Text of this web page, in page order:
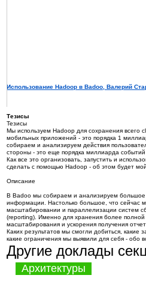
Использование Hadoop в Badoo, Валерий
Тезисы
Тезисы
Мы используем Hadoop для сохранения всего
мобильных приложений - это порядка 1
собираем и анализируем действия
стороны - это еще порядка миллиарда
Как все это организовать, запустить и
сделать с помощью Hadoop - об этом будет
Описание
В Badoo мы собираем и анализируем большое
информации. Настолько большое, что сейчас
масштабировании и параллелизации систем
(reporting). Именно для хранения более
масштабирования и ускорения получения
Каких результатов мы смогли добиться, какие
какие ограничения мы выявили для себя - обо
Другие доклады
Архитектуры